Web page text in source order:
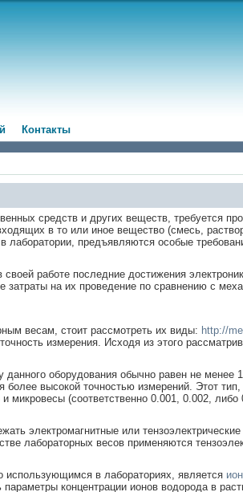
Контакты
средств и других веществ, требуется
в то или иное вещество (смесь,
предъявляются особые
работе последние достижения
затраты на их проведение по сравнению с
весам, стоит рассмотреть их виды: http://
измерения. Исходя из этого
оборудования обычно равен не менее
более высокой точностью измерений. Этот
микровесы (соответственно 0.001, 0.002, либо
электромагнитные или
лабораторных весов применяются
в лабораториях, является
концентрации ионов водорода в